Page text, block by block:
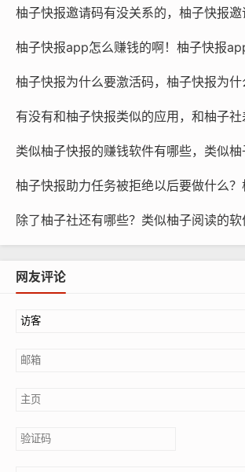
柚子快报邀请码有没关系的，柚子快报邀
柚子快报为什么要激活码，柚子快报为什
有没有和柚子快报类似的应用，和柚子社
除了柚子社还有哪些？类似柚子阅读的软
网友评论